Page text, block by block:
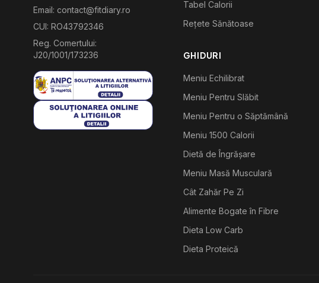
Email: contact@fitdiary.ro
CUI: RO43792346
Reg. Comertului:
J20/1001/173236
Tabel Calorii
Rețete Sănătoase
GHIDURI
Meniu Echilibrat
Meniu Pentru Slăbit
Meniu Pentru o Săptămână
Meniu 1500 Calorii
Dietă de Îngrășare
Meniu Masă Musculară
Cât Zahăr Pe Zi
Alimente Bogate în Fibre
Dieta Low Carb
Dieta Proteică